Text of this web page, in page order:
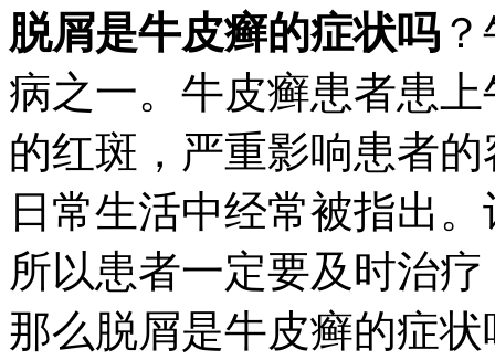
脱屑是牛皮癣的症状吗
病之一。牛皮癣患者患
的红斑，严重影响患者
日常生活中经常被指出
所以患者一定要及时治
那么脱屑是牛皮癣的症状